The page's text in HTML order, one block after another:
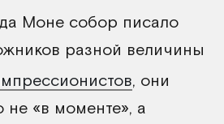
Моне собор писало
разной величины
, они
не «в моменте», а